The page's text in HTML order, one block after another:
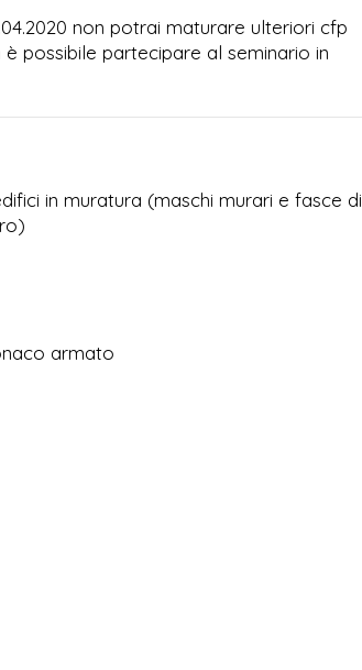
non potrai maturare ulteriori cfp
possibile partecipare al seminario in
in muratura (maschi murari e fasce di
armato